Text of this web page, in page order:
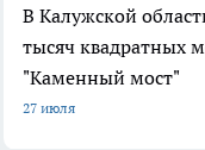
В Калужской
тысяч квадратных
"Каменный мост"
27 июля